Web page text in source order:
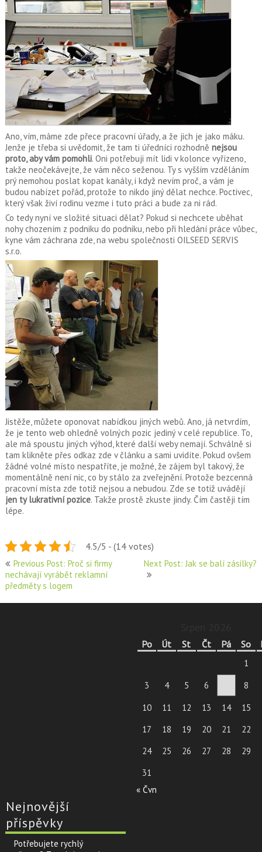
Ano, vím, máme zde přece pracovní úřady, a že jich je jako máku.
Jenže je třeba si uvědomit, že tam ti úředníci rozhodně nejsou
proto, aby vám pomohli. Oni potřebuji mít lidi v kolonce vyřízeno,
takže neočekávejte, že vám něco seženou. Ty s vyšším vzděláním
prý nemohou poslat kopat kanály, i když nevím proč, a vám je
budou nabízet pořád, protože to nikdo jiný dělat nechce. Poctivec,
který však živí rodinu vezme i tuto práci a bude za ni rád.
Co tedy nyní ve složité situaci dělat? Pokud si nechcete uběhat
nohy chozením z podniku do podniku, nebo při hledání práce vůbec,
kyne vám záchrana zde, na webu společnosti OILSEED SERVIS
s.r.o.
Jistěže, můžete oponovat nabídkou jiných webů. Ano, já netvrdím,
že je tento web ohledně volných pozic jediný v celé republice. To,
ale má spoustu jiných výhod, které další weby nemají. Schválně si
tam klikněte přes odkaz zde v článku a sami uvidíte. Pokud ovšem
žádné volné místo nespatříte, je možné, že zájem byl takový, že
momentálně není nic, co by stálo za zveřejnění. Protože bezcenná
pracovní místa zde totiž nejsou a nebudou. Zde se totiž uvádějí
jen ty lukrativní pozice. Takže prostě zkuste jindy. Čím častěji tím
lépe.
4.5/5 - (14 votes)
Navigace
pro
příspěvek
Previous Post: Proč si firmy
nechávají vyrábět reklamní
předměty s logem
Next Post: Jak se balí zásilky?
Po Út St Čt Pá So
1
3
4 5 6
8
10
11 12 13 14 15
17
18 19 20 21 22
24
25 26 27 28 29
31
« Čvn
Nejnovější
příspěvky
Potřebujete rychlý